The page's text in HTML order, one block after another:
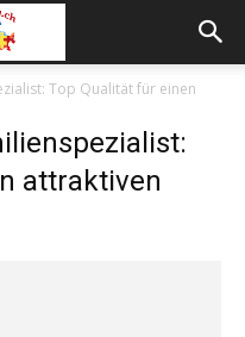
Top Qualität für einen
attraktiven